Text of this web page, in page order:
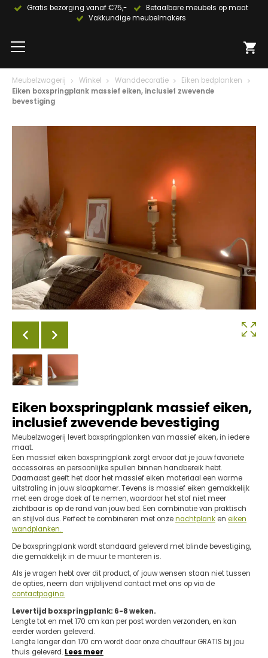
Gratis bezorging vanaf €75,-
Betaalbare meubels op maat
Vakkundige meubelmakers
Meubelzwagerij Winkel Wanddecoratie
Eiken bedplanken
Eiken boxspringplank massief eiken, inclusief zwevende
bevestiging
Eiken boxspringplank massief eiken,
inclusief zwevende bevestiging
Meubelzwagerij levert boxspringplanken van massief eiken, in iedere
maat.
Een massief eiken boxspringplank zorgt ervoor dat je jouw favoriete
accessoires en persoonlijke spullen binnen handbereik hebt.
Daarnaast geeft het door het massief eiken materiaal een warme
uitstraling in jouw slaapkamer. Tevens is massief eiken gemakkelijk
met een droge doek af te nemen, waardoor het stof niet meer
zichtbaar is op de rand van jouw bed. Een combinatie van praktisch
en stijlvol dus. Perfect te combineren met onzenachtplank en eiken
wandplanken.
De boxspringplank wordt standaard geleverd met blinde bevestiging,
die gemakkelijk in de muur te monteren is.
Als je vragen hebt over dit product, of jouw wensen staan niet tussen
de opties, neem dan vrijblijvend contact met ons op via de
contactpagina.
Levertijd boxspringplank: 6-8 weken.
Lengte tot en met 170 cm kan per post worden verzonden, en kan
eerder worden geleverd.
Lengte langer dan 170 cm wordt door onze chauffeur GRATIS bij jou
thuis geleverd. Lees meer